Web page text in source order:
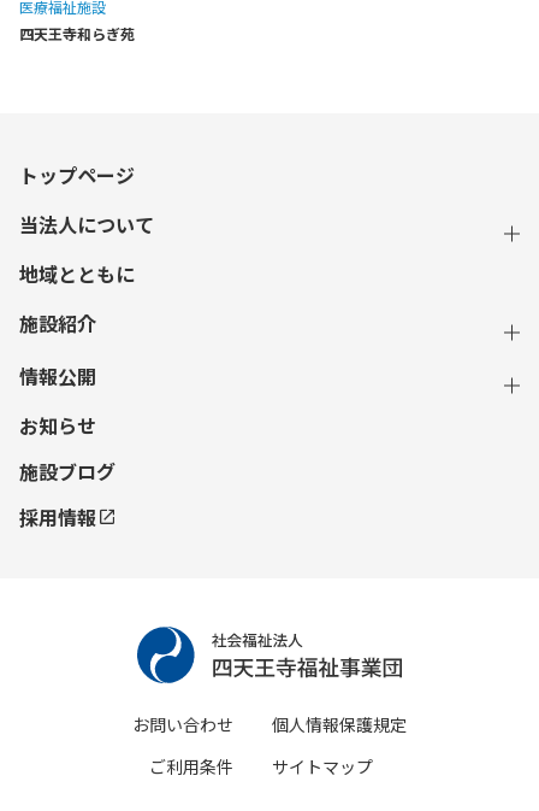
医療福祉施設
四天王寺和らぎ苑
トップページ
当法人について
地域とともに
施設紹介
情報公開
お知らせ
施設ブログ
採用情報
お問い合わせ
個人情報保護規定
ご利用条件
サイトマップ